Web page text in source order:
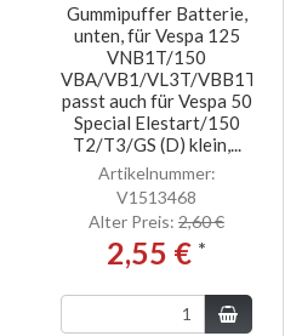
Gummipuffer Batterie,
unten, für Vespa 125
VNB1T/150
VBA/VB1/VL3T/VBB1T/T4/
passt auch für Vespa 50
Special Elestart/150
T2/T3/GS (D) klein,...
Artikelnummer:
V1513468
Alter Preis: 2,60 €
2,55 € *